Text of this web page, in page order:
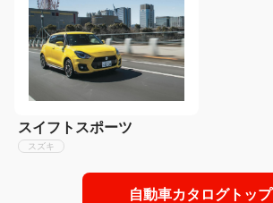
スイフトスポーツ
スズキ
自動車カタログトップ